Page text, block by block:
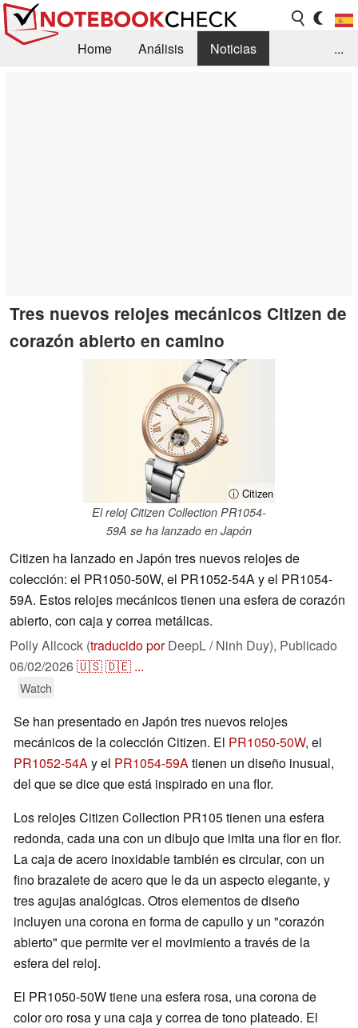
Home Análisis
Noticias
...
Tres nuevos relojes mecánicos Citizen de
corazón abierto en camino
ⓘ Citizen
El reloj Citizen Collection PR1054-
59A se ha lanzado en Japón
Citizen ha lanzado en Japón tres nuevos relojes de
colección: el PR1050-50W, el PR1052-54A y el PR1054-
59A. Estos relojes mecánicos tienen una esfera de corazón
abierto, con caja y correa metálicas.
Polly Allcock (traducido porDeepL / Ninh Duy), Publicado
06/02/2026🇺🇸🇩🇪 ...
Watch
Se han presentado en Japón tres nuevos relojes
mecánicos de la colección Citizen. El PR1050-50W, el
PR1052-54Ay el PR1054-59Atienen un diseño inusual,
del que se dice que está inspirado en una flor.
Los relojes Citizen Collection PR105 tienen una esfera
redonda, cada una con un dibujo que imita una flor en flor.
La caja de acero inoxidable también es circular, con un
fino brazalete de acero que le da un aspecto elegante, y
tres agujas analógicas. Otros elementos de diseño
incluyen una corona en forma de capullo y un "corazón
abierto" que permite ver el movimiento a través de la
esfera del reloj.
El PR1050-50W tiene una esfera rosa, una corona de
color oro rosa y una caja y correa de tono plateado. El